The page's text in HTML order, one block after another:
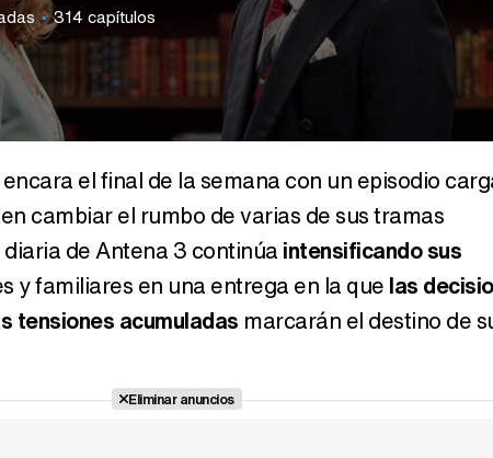
314 capítulos
encara el final de la semana con un episodio
cambiar el rumbo de varias de sus tramas
de Antena 3 continúa intensificando sus
y familiares en una entrega en la que las
tensiones acumuladas marcarán el destino de
Eliminar anuncios